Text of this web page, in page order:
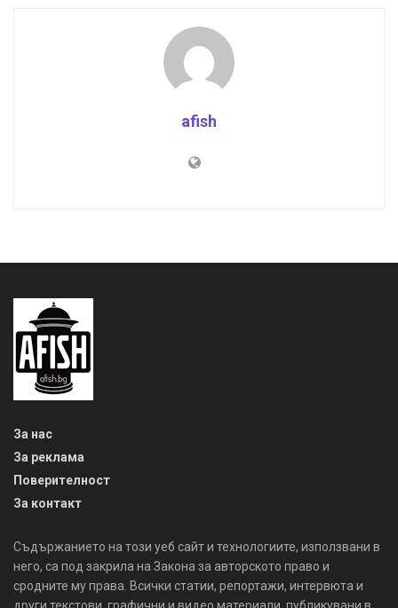
afish
За нас
За реклама
Поверителност
За контакт
Съдържанието на този уеб сайт и технологиите, използвани в
него, са под закрила на Закона за авторското право и
сродните му права. Всички статии, репортажи, интервюта и